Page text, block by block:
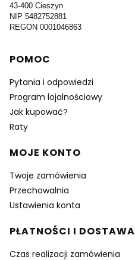
43-400 Cieszyn
NIP 5482752881
REGON 0001046863
Linki w stopce
POMOC
Pytania i odpowiedzi
Program lojalnościowy
Jak kupować?
Raty
MOJE KONTO
Twoje zamówienia
Przechowalnia
Ustawienia konta
PŁATNOŚCI I DOSTAWA
Czas realizacji zamówienia